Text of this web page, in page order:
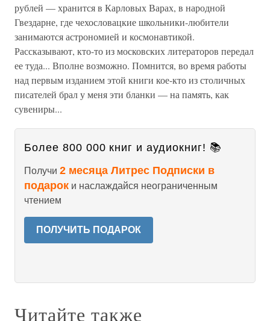
рублей — хранится в Карловых Варах, в народной
Гвездарне, где чехословацкие школьники-любители
занимаются астрономией и космонавтикой.
Рассказывают, кто-то из московских литераторов передал
ее туда... Вполне возможно. Помнится, во время работы
над первым изданием этой книги кое-кто из столичных
писателей брал у меня эти бланки — на память, как
сувениры...
Более 800 000 книг и аудиокниг! 📚
Получи 2 месяца Литрес Подписки в
подарок и наслаждайся неограниченным
чтением
ПОЛУЧИТЬ ПОДАРОК
Читайте также